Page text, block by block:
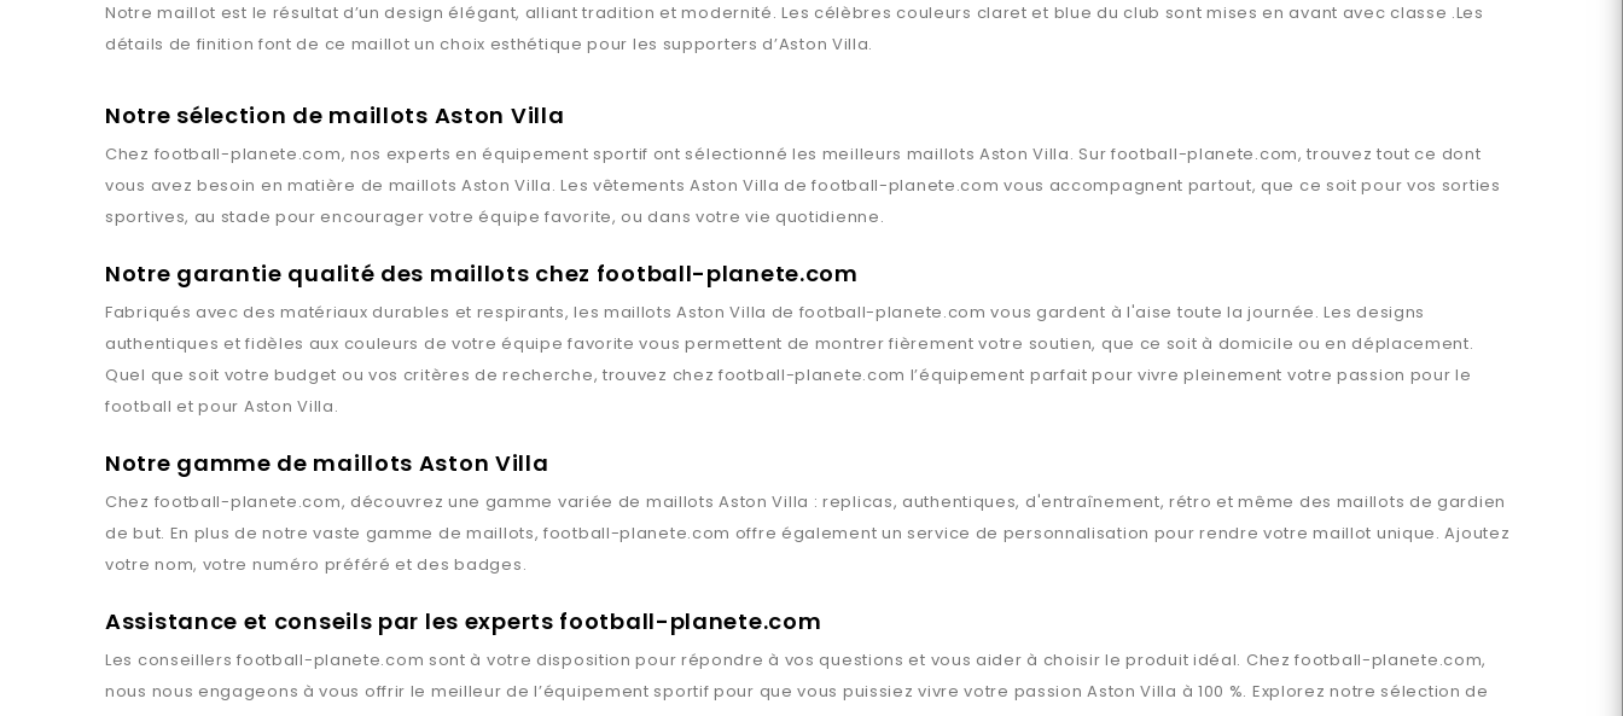
Notre maillot est le résultat d’un design élégant, alliant tradition et modernité. Les célèbres couleurs claret et blue du club sont mises en avant avec classe .Les
détails de finition font de ce maillot un choix esthétique pour les supporters d’Aston Villa.
Notre sélection de maillots Aston Villa
Chez football-planete.com, nos experts en équipement sportif ont sélectionné les meilleurs maillotsAston Villa. Sur football-planete.com, trouvez tout ce dont
vous avez besoin en matière de maillotsAston Villa. Les vêtements Aston Villa defootball-planete.com vous accompagnent partout, que ce soit pour vos sorties
sportives, au stade pour encourager votre équipe favorite, ou dans votre vie quotidienne.
Notre garantie qualité des maillots chez football-planete.com
Fabriqués avec des matériaux durables et respirants, les maillotsAston Villa de football-planete.com vous gardent à l'aise toute la journée. Les designs
authentiques et fidèles aux couleurs de votre équipe favorite vous permettent de montrer fièrement votre soutien, que ce soit à domicile ou en déplacement.
Quel que soit votre budget ou vos critères de recherche, trouvez chezfootball-planete.com l’équipement parfait pour vivre pleinement votre passion pour le
football et pour Aston Villa.
Notre gamme de maillots Aston Villa
Chez football-planete.com, découvrez une gamme variée de maillotsAston Villa : replicas, authentiques, d'entraînement, rétro et même des maillots de gardien
de but. En plus de notre vaste gamme de maillots,football-planete.com offre également un service de personnalisation pour rendre votre maillot unique. Ajoutez
votre nom, votre numéro préféré et des badges.
Assistance et conseils par les experts football-planete.com
Les conseillersfootball-planete.com sont à votre disposition pour répondre à vos questions et vous aider à choisir le produit idéal. Chezfootball-planete.com,
nous nous engageons à vous offrir le meilleur de l’équipement sportif pour que vous puissiez vivre votre passionAston Villa à 100 %. Explorez notre sélection de